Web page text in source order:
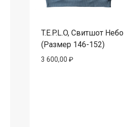
T.E.P.L.O, Свитшот Небо
(Размер 146-152)
3 600,00 ₽